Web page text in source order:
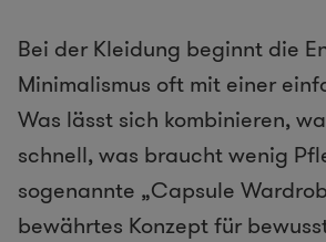
Bei der Kleidung beginnt die
Minimalismus oft mit einer
Was lässt sich kombinieren,
schnell, was braucht wenig
sogenannte „Capsule
bewährtes Konzept für